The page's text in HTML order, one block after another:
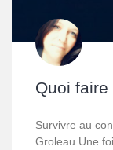
Quoi
Survivre au
Groleau Une